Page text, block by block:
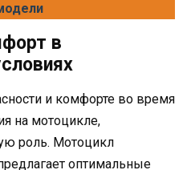
в
и комфорте во время
на мотоцикле,
роль. Мотоцикл
оптимальные